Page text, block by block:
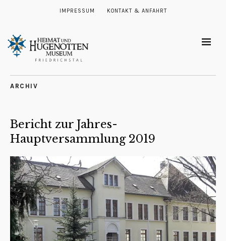
IMPRESSUM KONTAKT & ANFAHRT
ARCHIV
Bericht zur Jahres-
Hauptversammlung 2019